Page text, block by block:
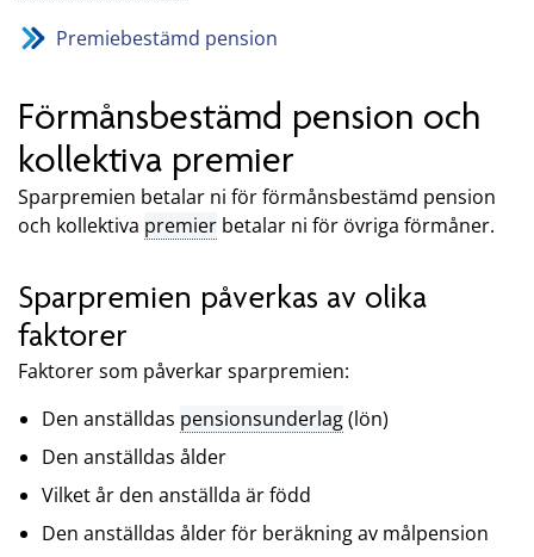
Premiebestämd pension
Förmånsbestämd pension och
kollektiva premier
Sparpremien betalar ni för förmånsbestämd pension
och kollektiva premier betalar ni för övriga förmåner.
Sparpremien påverkas av olika
faktorer
Faktorer som påverkar sparpremien:
Den anställdas pensionsunderlag(lön)
Den anställdas ålder
Vilket år den anställda är född
Den anställdas ålder för beräkning av målpension